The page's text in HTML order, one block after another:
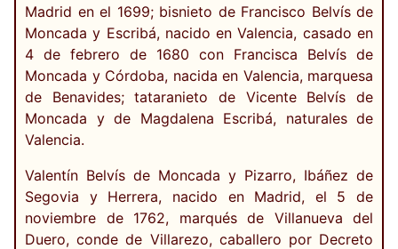
Madrid en el 1699; bisnieto de Francisco Belvís de
Moncada y Escribá, nacido en Valencia, casado en
4 de febrero de 1680 con Francisca Belvís de
Moncada y Córdoba, nacida en Valencia, marquesa
de Benavides; tataranieto de Vicente Belvís de
Moncada y de Magdalena Escribá, naturales de
Valencia.
Valentín Belvís de Moncada y Pizarro, Ibáñez de
Segovia y Herrera, nacido en Madrid, el 5 de
noviembre de 1762, marqués de Villanueva del
Duero, conde de Villarezo, caballero por Decreto